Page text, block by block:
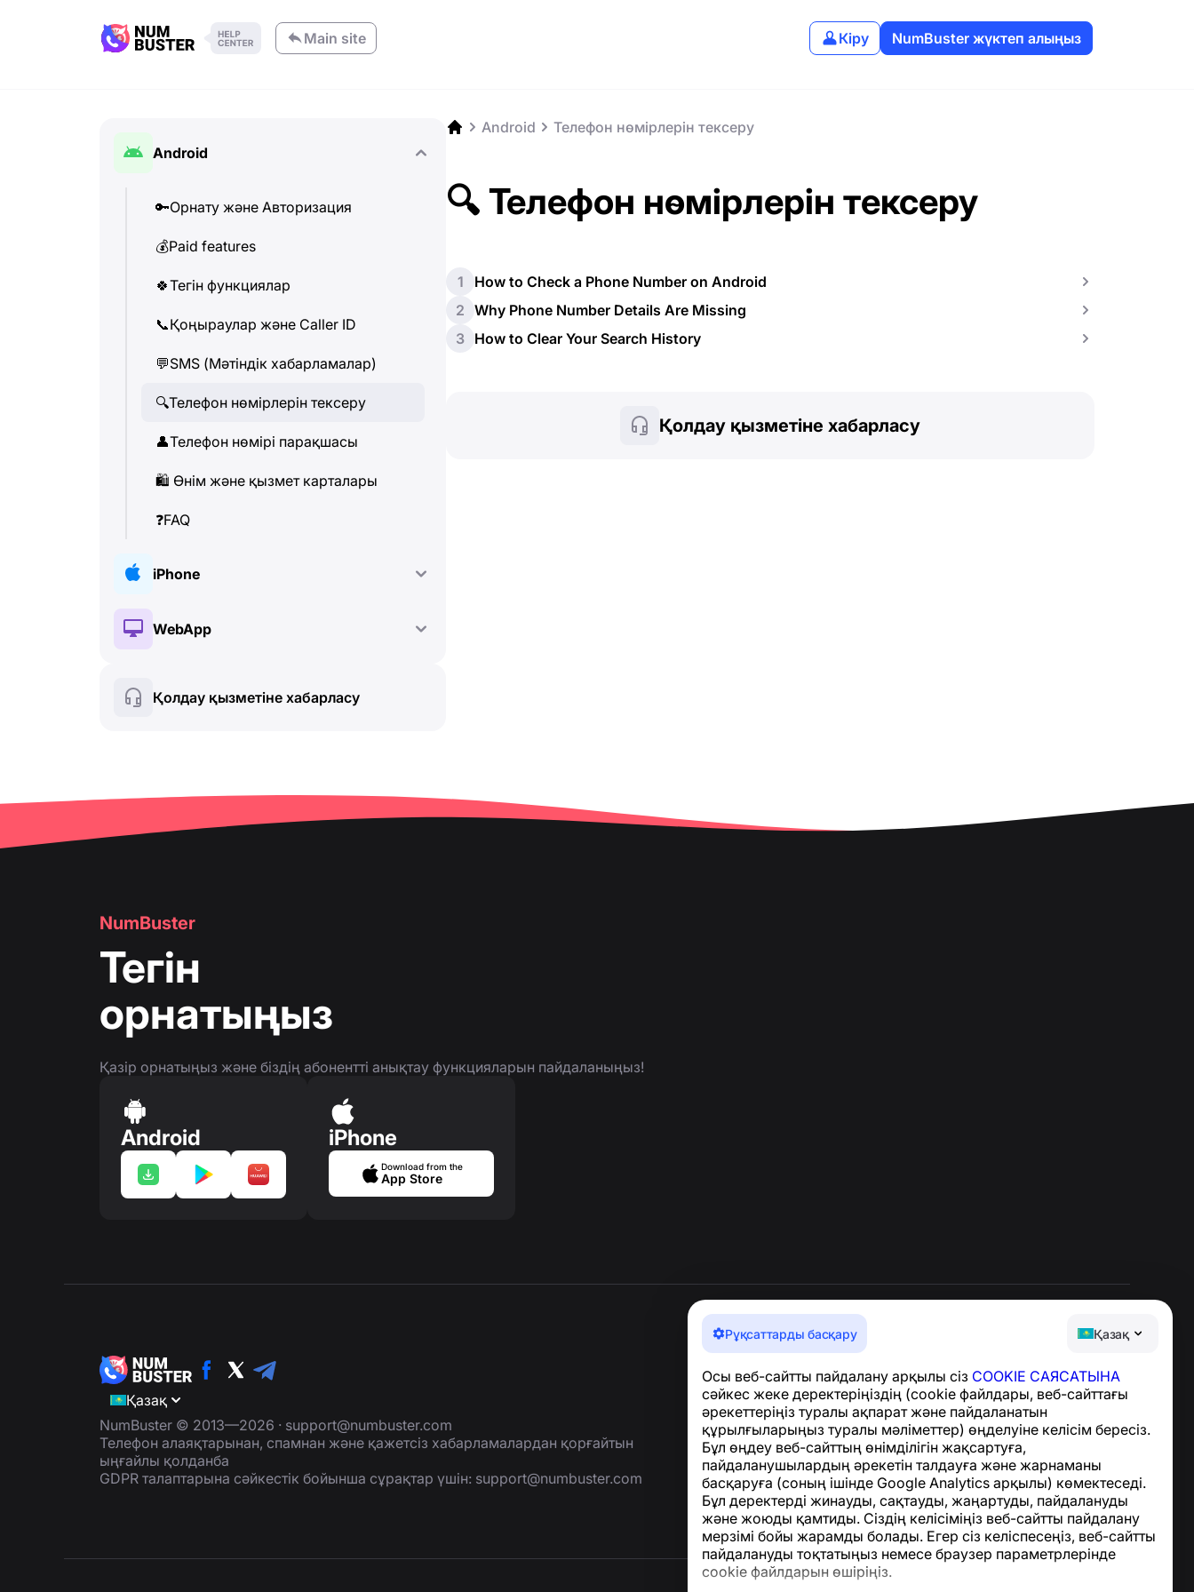
Main site Кіру NumBuster жүктеп алыңыз
Рұқсаттарды басқару Қазақ
Осы веб-сайтты пайдалану арқылы сіз COOKIE САЯСАТЫНА
сәйкес жеке деректеріңіздің (cookie файлдары, веб-сайттағы
әрекеттеріңіз туралы ақпарат және пайдаланатын
құрылғыларыңыз туралы мәліметтер) өңделуіне келісім бересіз.
Бұл өңдеу веб-сайттың өнімділігін жақсартуға,
пайдаланушылардың әрекетін талдауға және жарнаманы
басқаруға (соның ішінде Google Analytics арқылы) көмектеседі.
Бұл деректерді жинауды, сақтауды, жаңартуды, пайдалануды
және жоюды қамтиды. Сіздің келісіміңіз веб-сайтты пайдалану
мерзімі бойы жарамды болады. Егер сіз келіспесеңіз, веб-сайтты
пайдалануды тоқтатыңыз немесе браузер параметрлерінде
cookie файлдарын өшіріңіз.
Android
🔑Орнату және Авторизация
💰Paid features
🍀Тегін функциялар
📞Қоңыраулар және Caller ID
💬SMS (Мәтіндік хабарламалар)
🔍Телефон нөмірлерін тексеру
👤Телефон нөмірі парақшасы
🛍 ️ Өнім және қызмет карталары
❓FAQ
iPhone
🔑 Орнату және Авторизация
🍀Тегін функциялар
Телефон нөмірлерін тексеру
❓FAQ
WebApp
🔍Телефон нөмірлерін тексеру
👤Телефон нөмірі парақшасы
Қолдау қызметіне хабарласу
Android Телефон нөмірлерін тексеру
🔍 Телефон нөмірлерін тексеру
1
How to Check a Phone Number on Android
2 Why Phone Number Details Are Missing
3 How to Clear Your Search History
Қолдау қызметіне хабарласу
NumBuster
Тегін
орнатыңыз
Қазір орнатыңыз және біздің абонентті анықтау функцияларын пайдаланыңыз!
Android iPhone
Download from the
App Store
Қазақ
NumBuster © 2013—2026 · support@numbuster.com
Телефон алаяқтарынан, спамнан және қажетсіз хабарламалардан қорғайтын
ыңғайлы қолданба
GDPR талаптарына сәйкестік бойынша сұрақтар үшін: support@numbuster.com
Жаңалықтар мен
мақалалар
Жоба туралы
Байланыс